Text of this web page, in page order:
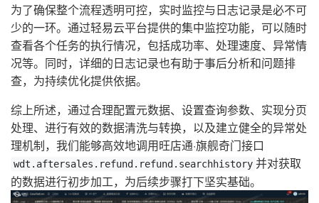
为了确保整个流程透明可控，实时监控与日志记录是必不可
少的一环。通过轻易云平台提供的集中监控功能，可以随时
查看各个任务的执行情况，包括成功率、处理速度、异常情
况等。同时，详细的日志记录也有助于事后分析和问题排
查，为持续优化提供依据。
综上所述，通过合理配置元数据、设置查询参数、实现分页
处理、进行有效的数据清洗与转换，以及建立健全的异常处
理机制，我们能够高效地调用旺店通·旗舰奇门接口
wdt.aftersales.refund.refund.searchhistory 并对获取
的数据进行初步加工，为后续步骤打下坚实基础。